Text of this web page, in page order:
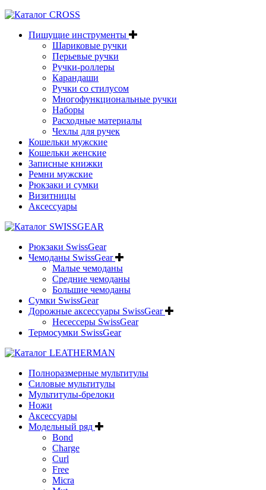
Пишущие инструменты
Шариковые ручки
Перьевые ручки
Ручки-роллеры
Карандаши
Ручки со стилусом
Многофункциональные ручки
Наборы
Расходные материалы
Чехлы для ручек
Кошельки мужские
Кошельки женские
Записные книжки
Ремни мужские
Рюкзаки и сумки
Визитницы
Аксессуары
Рюкзаки SwissGear
Чемоданы SwissGear
Малые чемоданы
Средние чемоданы
Большие чемоданы
Сумки SwissGear
Дорожные аксессуары SwissGear
Несессеры SwissGear
Термосумки SwissGear
Полноразмерные мультитулы
Силовые мультитулы
Мультитулы-брелоки
Ножи
Аксессуары
Модельный ряд
Bond
Charge
Curl
Free
Micra